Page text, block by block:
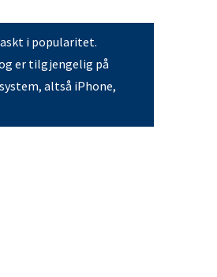
i popularitet.
er tilgjengelig på
altså iPhone,